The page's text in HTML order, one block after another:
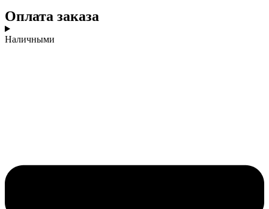
Оплата заказа
Наличными